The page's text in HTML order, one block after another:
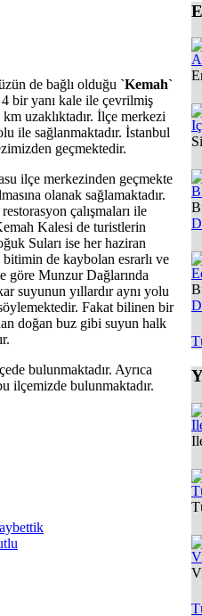
de bağlı olduğu `Kemah`
bir yanı kale ile çevrilmiş
uzaklıktadır. İlçe merkezi
ile sağlanmaktadır. İstanbul
geçmektedir.
ilçe merkezinden geçmekte
olanak sağlamaktadır.
çalışmaları ile
Kalesi de turistlerin
Suları ise her haziran
de kaybolan esrarlı ve
göre Munzur Dağlarında
suyunun yıllardır aynı yolu
Fakat bilinen bir
doğan buz gibi suyun halk
bulunmaktadır. Ayrıca
ilçemizde bulunmaktadır.